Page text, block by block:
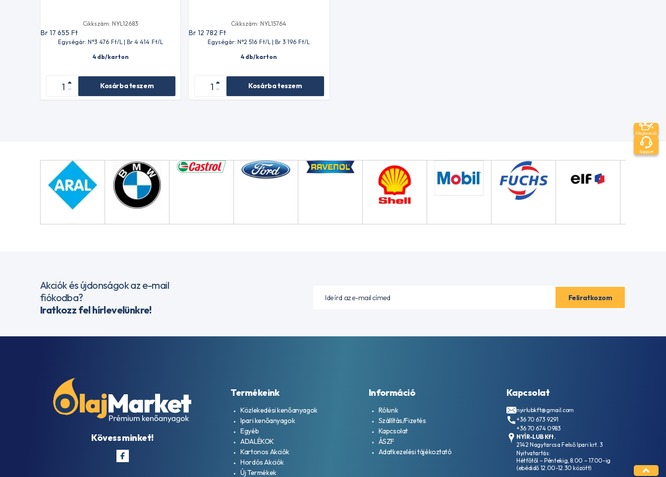
Cikkszám: NYL12683
Br 17 655 Ft
Egységár: N°3 476 Ft/L | Br 4 414 Ft/L
4 db/karton
Kosárba teszem
Cikkszám: NYL15764
Br 12 782 Ft
Egységár: N°2 516 Ft/L | Br 3 196 Ft/L
4 db/karton
Kosárba teszem
Akciók és újdonságok az e-mail
fiókodba?
Iratkozz fel hírlevelünkre!
Kövess minket!
Termékeink
Közlekedési kenőanyagok
Ipari kenőanyagok
Egyéb
ADALÉKOK
Kartonos Akciók
Hordós Akciók
Új Termékek
Információ
Rólunk
Szállítás/Fizetés
Kapcsolat
ÁSZF
Adatkezelési tájékoztató
Kapcsolat
nyirlubkft@gmail.com
+36 70 673 9291
+36 70 674 0983
NYÍR-LUB Kft.
2142 Nagytarcsa Felső Ipari krt. 3
Nyitvatartás:
Hétfőtől – Péntekig, 8.00 – 17.00-ig
(ebédidő 12.00-12.30 között)
Olajkereső
Support